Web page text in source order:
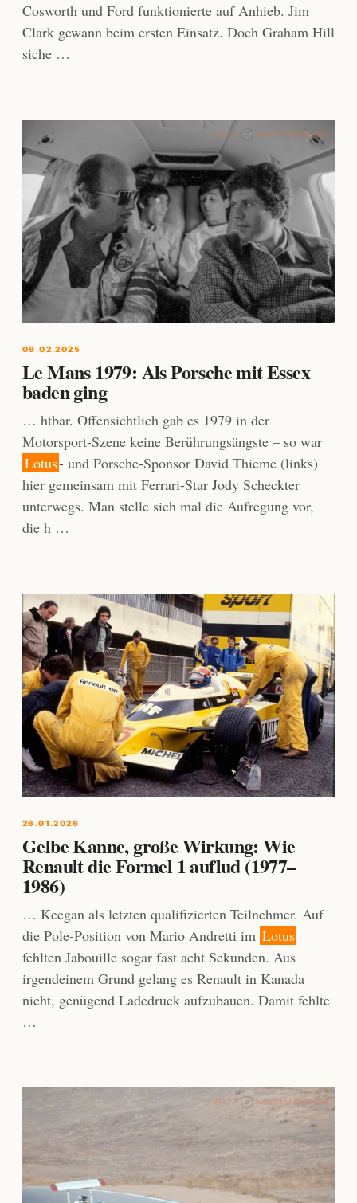
Cosworth und Ford funktionierte auf Anhieb. Jim
Clark gewann beim ersten Einsatz. Doch Graham Hill
siche …
09.02.2025
Le Mans 1979: Als Porsche mit Essex
baden ging
… htbar. Offensichtlich gab es 1979 in der
Motorsport-Szene keine Berührungsängste – so war
Lotus- und Porsche-Sponsor David Thieme (links)
hier gemeinsam mit Ferrari-Star Jody Scheckter
unterwegs. Man stelle sich mal die Aufregung vor,
die h …
26.01.2026
Gelbe Kanne, große Wirkung: Wie
Renault die Formel 1 auflud (1977–
1986)
… Keegan als letzten qualifizierten Teilnehmer. Auf
die Pole-Position von Mario Andretti im Lotus
fehlten Jabouille sogar fast acht Sekunden. Aus
irgendeinem Grund gelang es Renault in Kanada
nicht, genügend Ladedruck aufzubauen. Damit fehlte
…